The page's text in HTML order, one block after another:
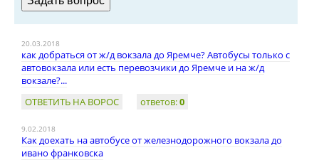
20.03.2018
как добраться от ж/д вокзала до Яремче? Автобусы только с
автовокзала или есть перевозчики до Яремче и на ж/д
вокзале?...
ОТВЕТИТЬ НА ВОРОС
ответов:0
9.02.2018
Как доехать на автобусе от железнодорожного вокзала до
ивано франковска